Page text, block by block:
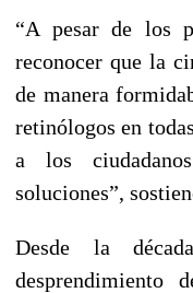
“A pesar de los
reconocer que la
de manera
retinólogos en
a los
soluciones”,
Desde la
desprendimiento